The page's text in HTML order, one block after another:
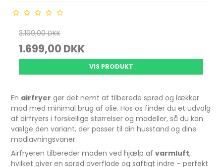
3.199,00 DKK
1.699,00 DKK
VIS PRODUKT
En airfryer gør det nemt at tilberede sprød og lækker
mad med minimal brug af olie. Hos os finder du et udvalg
af airfryers i forskellige størrelser og modeller, så du kan
vælge den variant, der passer til din husstand og dine
madlavningsvaner.
Airfryeren tilbereder maden ved hjælp afvarmluft,
hvilket giver en sprød overflade og saftigt indre – perfekt